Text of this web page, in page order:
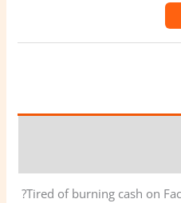
Tired of burning cash on Facebook Ads with ZERO results?